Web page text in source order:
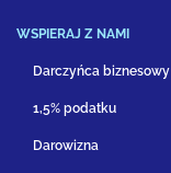
WSPIERAJ Z NAMI
Darczyńca biznesowy
1,5% podatku
Darowizna